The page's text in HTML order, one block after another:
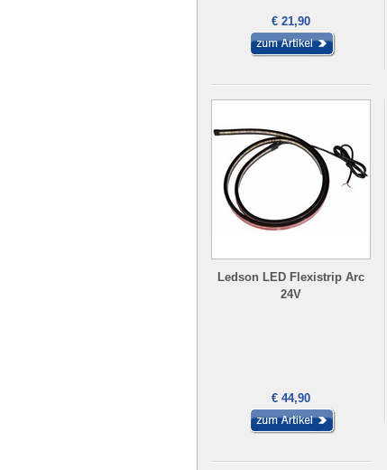
€ 21,90
Ledson LED Flexistrip Arc
24V
€ 44,90